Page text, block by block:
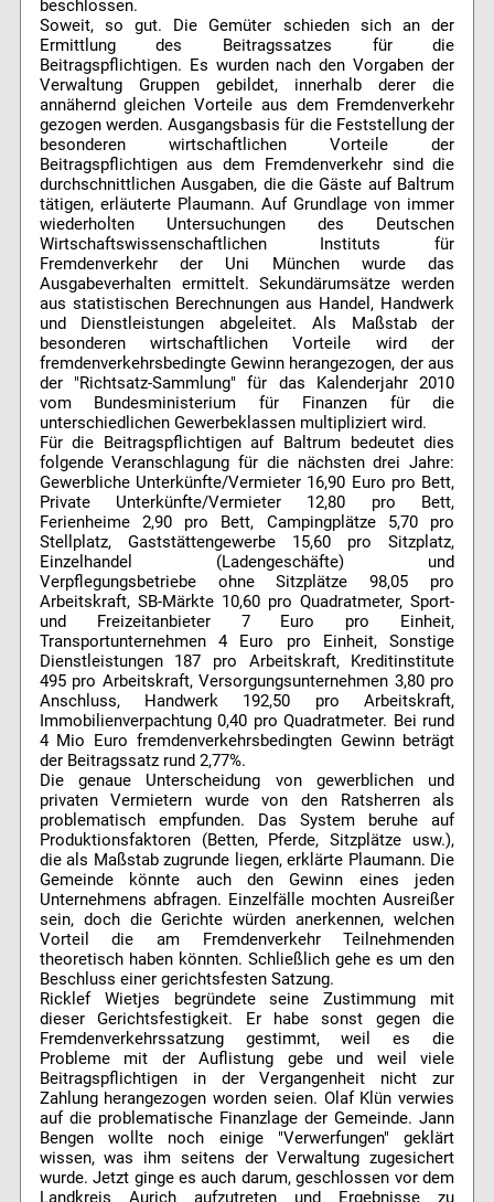
beschlossen.
Soweit, so gut. Die Gemüter schieden sich an der
Ermittlung des Beitragssatzes für die
Beitragspflichtigen. Es wurden nach den Vorgaben der
Verwaltung Gruppen gebildet, innerhalb derer die
annähernd gleichen Vorteile aus dem Fremdenverkehr
gezogen werden. Ausgangsbasis für die Feststellung der
besonderen wirtschaftlichen Vorteile der
Beitragspflichtigen aus dem Fremdenverkehr sind die
durchschnittlichen Ausgaben, die die Gäste auf Baltrum
tätigen, erläuterte Plaumann. Auf Grundlage von immer
wiederholten Untersuchungen des Deutschen
Wirtschaftswissenschaftlichen Instituts für
Fremdenverkehr der Uni München wurde das
Ausgabeverhalten ermittelt. Sekundärumsätze werden
aus statistischen Berechnungen aus Handel, Handwerk
und Dienstleistungen abgeleitet. Als Maßstab der
besonderen wirtschaftlichen Vorteile wird der
fremdenverkehrsbedingte Gewinn herangezogen, der aus
der "Richtsatz-Sammlung" für das Kalenderjahr 2010
vom Bundesministerium für Finanzen für die
unterschiedlichen Gewerbeklassen multipliziert wird.
Für die Beitragspflichtigen auf Baltrum bedeutet dies
folgende Veranschlagung für die nächsten drei Jahre:
Gewerbliche Unterkünfte/Vermieter 16,90 Euro pro Bett,
Private Unterkünfte/Vermieter 12,80 pro Bett,
Ferienheime 2,90 pro Bett, Campingplätze 5,70 pro
Stellplatz, Gaststättengewerbe 15,60 pro Sitzplatz,
Einzelhandel (Ladengeschäfte) und
Verpflegungsbetriebe ohne Sitzplätze 98,05 pro
Arbeitskraft, SB-Märkte 10,60 pro Quadratmeter, Sport-
und Freizeitanbieter 7 Euro pro Einheit,
Transportunternehmen 4 Euro pro Einheit, Sonstige
Dienstleistungen 187 pro Arbeitskraft, Kreditinstitute
495 pro Arbeitskraft, Versorgungsunternehmen 3,80 pro
Anschluss, Handwerk 192,50 pro Arbeitskraft,
Immobilienverpachtung 0,40 pro Quadratmeter. Bei rund
4 Mio Euro fremdenverkehrsbedingten Gewinn beträgt
der Beitragssatz rund 2,77%.
Die genaue Unterscheidung von gewerblichen und
privaten Vermietern wurde von den Ratsherren als
problematisch empfunden. Das System beruhe auf
Produktionsfaktoren (Betten, Pferde, Sitzplätze usw.),
die als Maßstab zugrunde liegen, erklärte Plaumann. Die
Gemeinde könnte auch den Gewinn eines jeden
Unternehmens abfragen. Einzelfälle mochten Ausreißer
sein, doch die Gerichte würden anerkennen, welchen
Vorteil die am Fremdenverkehr Teilnehmenden
theoretisch haben könnten. Schließlich gehe es um den
Beschluss einer gerichtsfesten Satzung.
Ricklef Wietjes begründete seine Zustimmung mit
dieser Gerichtsfestigkeit. Er habe sonst gegen die
Fremdenverkehrssatzung gestimmt, weil es die
Probleme mit der Auflistung gebe und weil viele
Beitragspflichtigen in der Vergangenheit nicht zur
Zahlung herangezogen worden seien. Olaf Klün verwies
auf die problematische Finanzlage der Gemeinde. Jann
Bengen wollte noch einige "Verwerfungen" geklärt
wissen, was ihm seitens der Verwaltung zugesichert
wurde. Jetzt ginge es auch darum, geschlossen vor dem
Landkreis Aurich aufzutreten und Ergebnisse zu